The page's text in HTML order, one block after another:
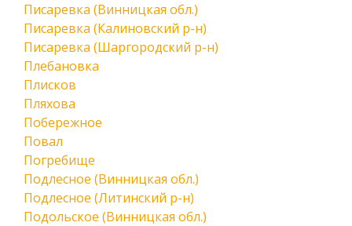
Писаревка (Винницкая обл.)
Писаревка (Калиновский р-н)
Писаревка (Шаргородский р-н)
Плебановка
Плисков
Пляхова
Побережное
Повал
Погребище
Подлесное (Винницкая обл.)
Подлесное (Литинский р-н)
Подольское (Винницкая обл.)